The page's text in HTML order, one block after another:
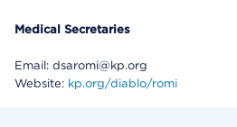
Medical Secretaries
Email: dsaromi@kp.org
Website: kp.org/diablo/romi